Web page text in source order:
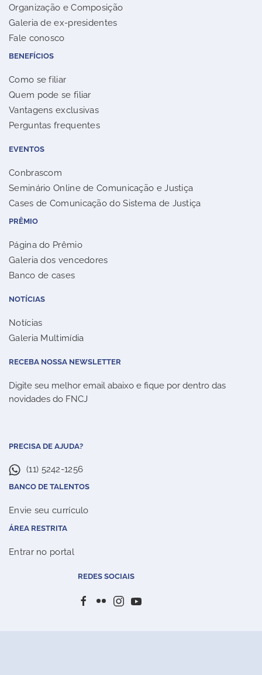
Organização e Composição
Galeria de ex-presidentes
Fale conosco
BENEFÍCIOS
Como se filiar
Quem pode se filiar
Vantagens exclusivas
Perguntas frequentes
EVENTOS
Conbrascom
Seminário Online de Comunicação e Justiça
Cases de Comunicação do Sistema de Justiça
PRÊMIO
Página do Prêmio
Galeria dos vencedores
Banco de cases
NOTÍCIAS
Notícias
Galeria Multimídia
RECEBA NOSSA NEWSLETTER
Digite seu melhor email abaixo e fique por dentro das
novidades do FNCJ
PRECISA DE AJUDA?
(11) 5242-1256
BANCO DE TALENTOS
Envie seu currículo
ÁREA RESTRITA
Entrar no portal
REDES SOCIAIS